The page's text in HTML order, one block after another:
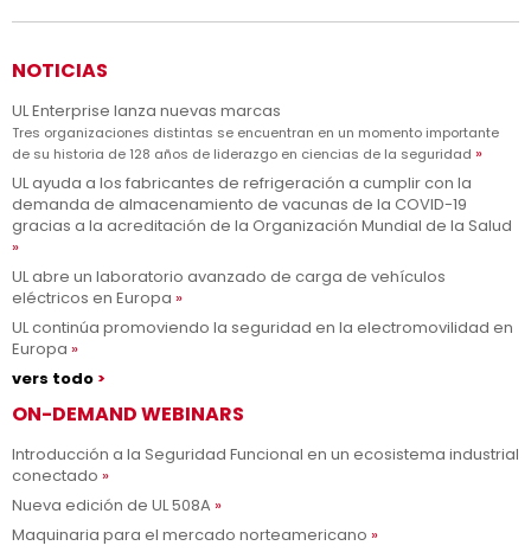
NOTICIAS
UL Enterprise lanza nuevas marcas
Tres organizaciones distintas se encuentran en un momento importante
de su historia de 128 años de liderazgo en ciencias de la seguridad
UL ayuda a los fabricantes de refrigeración a cumplir con la
demanda de almacenamiento de vacunas de la COVID-19
gracias a la acreditación de la Organización Mundial de la Salud
UL abre un laboratorio avanzado de carga de vehículos
eléctricos en Europa
UL continúa promoviendo la seguridad en la electromovilidad en
Europa
vers todo
ON-DEMAND WEBINARS
Introducción a la Seguridad Funcional en un ecosistema industrial
conectado
Nueva edición de UL 508A
Maquinaria para el mercado norteamericano